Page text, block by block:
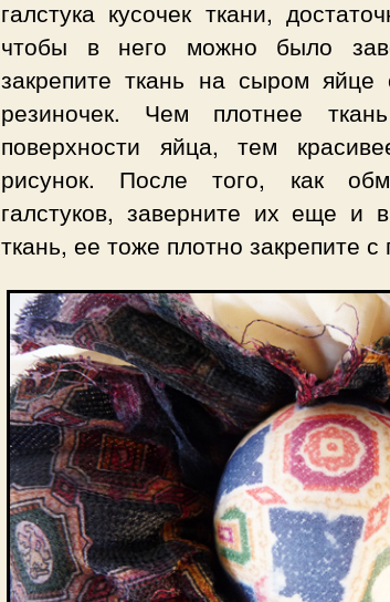
галстука кусочек ткани,
чтобы в него можно было
закрепите ткань на сыром
резиночек. Чем плотнее
поверхности яйца, тем
рисунок. После того, как
галстуков, заверните их еще и
ткань, ее тоже плотно закрепите